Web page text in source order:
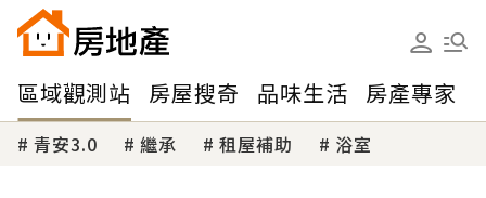
區域觀測站 房屋搜奇 品味生活 房產專家
青安3.0 繼承 租屋補助 浴室